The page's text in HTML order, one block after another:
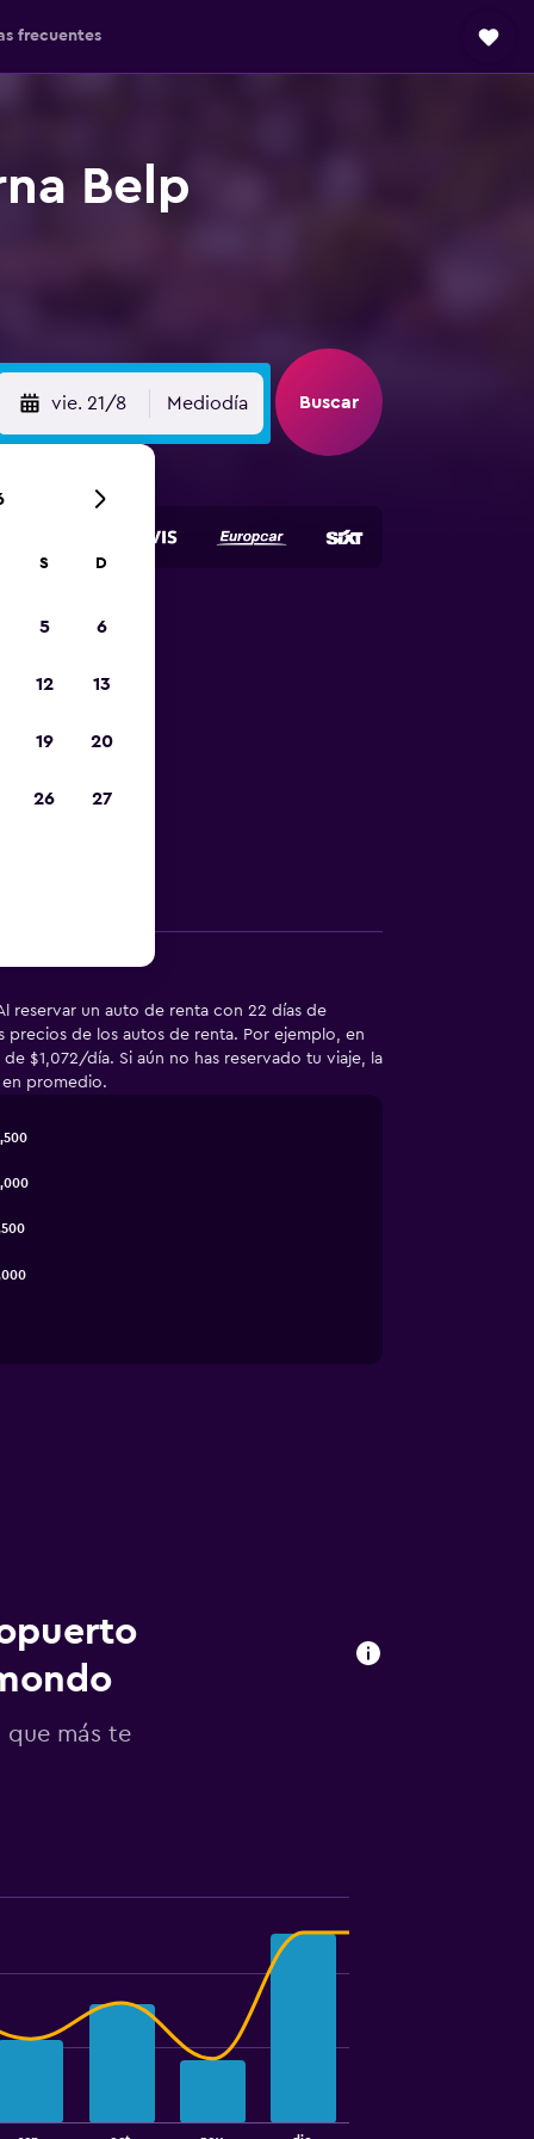
frecuentes
Belp
vie. 21/8 Mediodía Buscar
de
perfecto
reservar un auto de renta con 22 días de
precios de los autos de renta. Por ejemplo, en
$1,072/día. Si aún no has reservado tu viaje, la
en promedio.
que más te
S D
5 6
12 13
19 20
26 27